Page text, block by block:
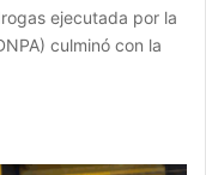
ejecutada por la
culminó con la